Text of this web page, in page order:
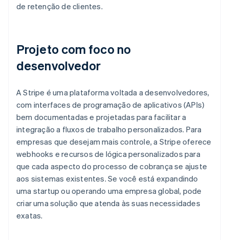
de retenção de clientes.
Projeto com foco no
desenvolvedor
A Stripe é uma plataforma voltada a desenvolvedores,
com interfaces de programação de aplicativos (APIs)
bem documentadas e projetadas para facilitar a
integração a fluxos de trabalho personalizados. Para
empresas que desejam mais controle, a Stripe oferece
webhooks e recursos de lógica personalizados para
que cada aspecto do processo de cobrança se ajuste
aos sistemas existentes. Se você está expandindo
uma startup ou operando uma empresa global, pode
criar uma solução que atenda às suas necessidades
exatas.